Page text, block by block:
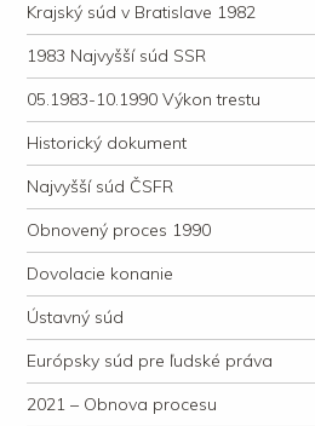
Krajský súd v Bratislave 1982
1983 Najvyšší súd SSR
05.1983-10.1990 Výkon trestu
Historický dokument
Najvyšší súd ČSFR
Obnovený proces 1990
Dovolacie konanie
Ústavný súd
Európsky súd pre ľudské práva
2021 – Obnova procesu